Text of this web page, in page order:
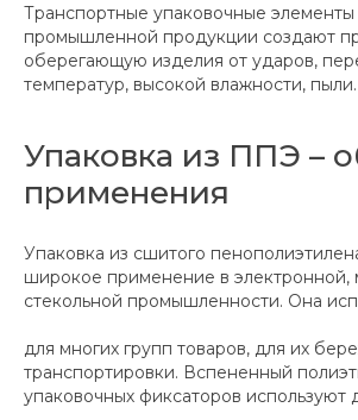
Транспортные упаковочные элементы
промышленной продукции создают
оберегающую изделия от ударов,
температур, высокой влажности, пыли.
Упаковка из ППЭ –
применения
Упаковка из сшитого
широкое применение в электронной,
стекольной промышленности. Она
для многих групп товаров, для их
транспортировки. Вспененный
упаковочных фиксаторов используют